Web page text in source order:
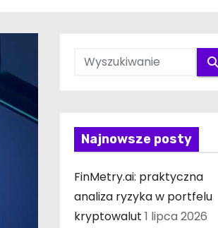
Najnowsze posty
FinMetry.ai: praktyczna
analiza ryzyka w portfelu
kryptowalut 1 lipca 2026